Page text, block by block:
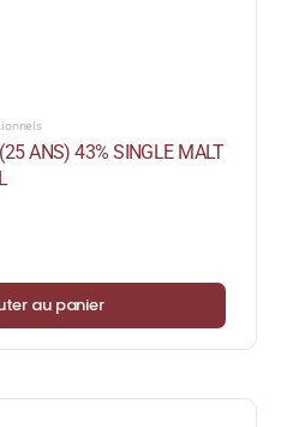
ANS) 43% SINGLE MALT
au panier